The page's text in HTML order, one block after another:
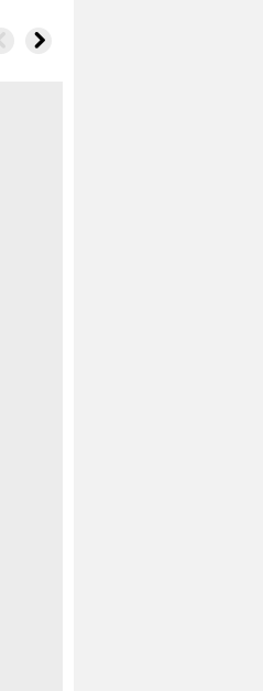
Secrets de tournage